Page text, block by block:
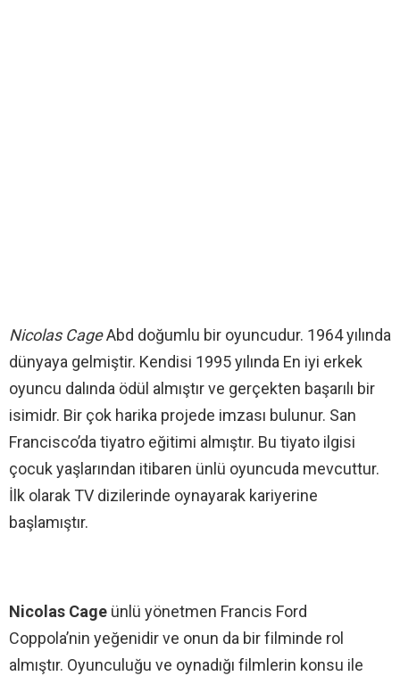
Nicolas CageAbd doğumlu bir oyuncudur. 1964 yılında
dünyaya gelmiştir. Kendisi 1995 yılında En iyi erkek
oyuncu dalında ödül almıştır ve gerçekten başarılı bir
isimidr. Bir çok harika projede imzası bulunur. San
Francisco’da tiyatro eğitimi almıştır. Bu tiyato ilgisi
çocuk yaşlarından itibaren ünlü oyuncuda mevcuttur.
İlk olarak TV dizilerinde oynayarak kariyerine
başlamıştır.
Nicolas Cage ünlü yönetmen Francis Ford
Coppola’nin yeğenidir ve onun da bir filminde rol
almıştır. Oyunculuğu ve oynadığı filmlerin konsu ile